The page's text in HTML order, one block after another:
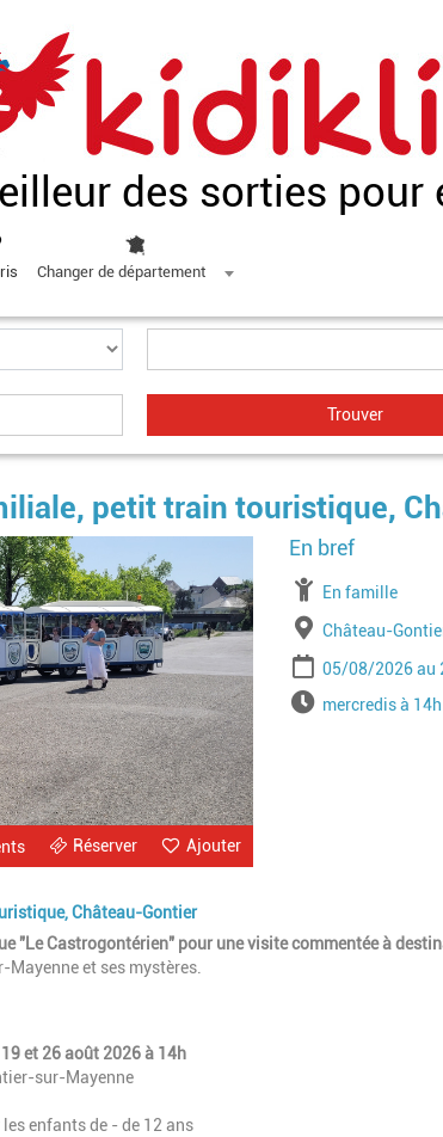
des sorties pour
Changer de département
petit train touristique,
Image
Ajouter
Réserver
À partir de
En famille
Lieu
Château-
Période
Date de début
05/08/2026
Horairesmercredis à 14h
Château-Gontier
"Le Castrogontérien" pour une visite commentée à
et ses mystères.
et 26 août 2026 à 14h
sur-Mayenne
enfants de - de 12 ans